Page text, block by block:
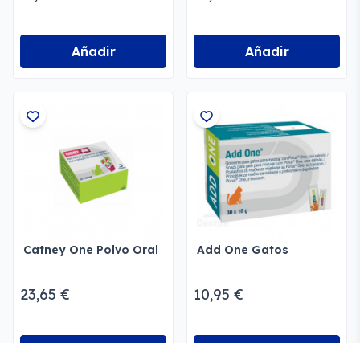
Añadir Añadir
Catney One Polvo Oral
23,65 €
Add One Gatos
10,95 €